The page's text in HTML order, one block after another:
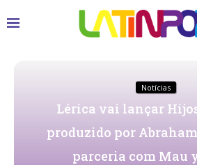
Notícias
Lérica vai lançar
produzido por
parceria com Mau